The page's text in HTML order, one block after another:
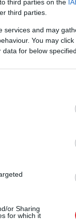
third parties on the
third parties.
services and may
You may
for below
or Sharing
for which it
sniedza
operācija
Latvijas